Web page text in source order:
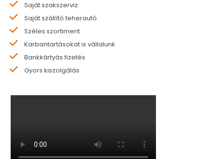
Saját szakszerviz
Saját szállító teherautó
Széles szortiment
Karbantartásokat is vállalunk
Bankkártyás fizetés
Gyors kiszolgálás